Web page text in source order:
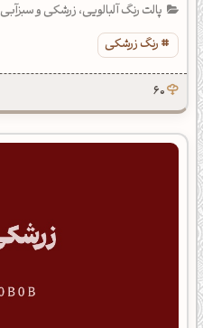
پالت رنگ آلبالویی، زرشکی و سبزآبی
رنگ زرشکی
60